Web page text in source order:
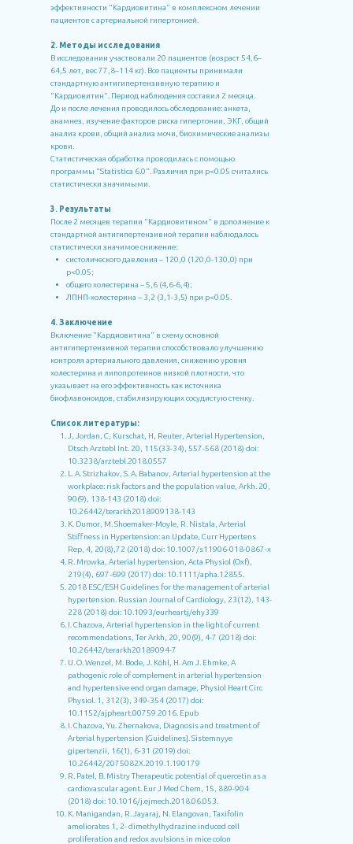
эффективности "Кардиовитина" в комплексном лечении
пациентов с артериальной гипертонией.
2. Методы исследования
В исследовании участвовали 20 пациентов (возраст 54,6–
64,5 лет, вес 77,8–114 кг). Все пациенты принимали
стандартную антигипертензивную терапию и
"Кардиовитин". Период наблюдения составил 2 месяца.
До и после лечения проводилось обследование: анкета,
анамнез, изучение факторов риска гипертонии, ЭКГ, общий
анализ крови, общий анализ мочи, биохимические анализы
крови.
Статистическая обработка проводилась с помощью
программы “Statistica 6.0”. Различия при p<0.05 считались
статистически значимыми.
3. Результаты
После 2 месяцев терапии "Кардиовитином" в дополнение к
стандартной антигипертензивной терапии наблюдалось
статистически значимое снижение:
систолического давления – 120,0 (120,0-130,0) при
p<0.05;
общего холестерина – 5,6 (4,6-6,4);
ЛПНП-холестерина – 3,2 (3,1-3,5) при p<0.05.
4. Заключение
Включение "Кардиовитина" в схему основной
антигипертензивной терапии способствовало улучшению
контроля артериального давления, снижению уровня
холестерина и липопротеинов низкой плотности, что
указывает на его эффективность как источника
биофлавоноидов, стабилизирующих сосудистую стенку.
Список литературы:
J, Jordan, C, Kurschat, H, Reuter, Arterial Hypertension,
Dtsch Arztebl Int. 20, 115(33-34), 557-568 (2018) doi:
10.3238/arztebl.2018.0557
L. A. Strizhakov, S. A. Babanov, Arterial hypertension at the
workplace: risk factors and the population value, Arkh. 20,
90(9), 138-143 (2018) doi:
10.26442/terarkh2018909138-143
K. Dumor, M. Shoemaker-Moyle, R. Nistala, Arterial
Stiffness in Hypertension: an Update, Curr Hypertens
Rep, 4, 20(8),72 (2018) doi: 10.1007/s11906-018-0867-x
R. Mrowka, Arterial hypertension, Acta Physiol (Oxf),
219(4), 697-699 (2017) doi: 10.1111/apha.12855.
2018 ESC/ESH Guidelines for the management of arterial
hypertension. Russian Journal of Cardiology, 23(12), 143-
228 (2018) doi: 10.1093/eurheartj/ehy339
I. Chazova, Arterial hypertension in the light of current
recommendations, Ter Arkh, 20, 90(9), 4-7 (2018) doi:
10.26442/terarkh20189094-7
U. O. Wenzel, M. Bode, J. Köhl, H. Am J. Ehmke, A
pathogenic role of complement in arterial hypertension
and hypertensive end organ damage, Physiol Heart Circ
Physiol. 1, 312(3), 349-354 (2017) doi:
10.1152/ajpheart.00759.2016. Epub
I. Chazova, Yu. Zhernakova, Diagnosis and treatment of
Arterial hypertension [Guidelines]. Sistemnyye
gipertenzii, 16(1), 6-31 (2019) doi:
10.26442/2075082X.2019.1.190179
R. Patel, B. Mistry Therapeutic potential of quercetin as a
cardiovascular agent. Eur J Med Chem, 15, 889-904
(2018) doi: 10.1016/j.ejmech.2018.06.053.
K. Manigandan, R. Jayaraj, N. Elangovan, Taxifolin
ameliorates 1, 2- dimethylhydrazine induced cell
proliferation and redox avulsions in mice colon